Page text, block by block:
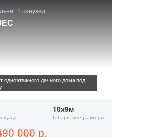
1 санузел
одноэтажного дачного дома под
10х9м
Габаритные размеры
000 р.